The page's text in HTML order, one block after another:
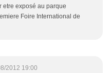
etre exposé au parque
Foire International de
2012 19:00